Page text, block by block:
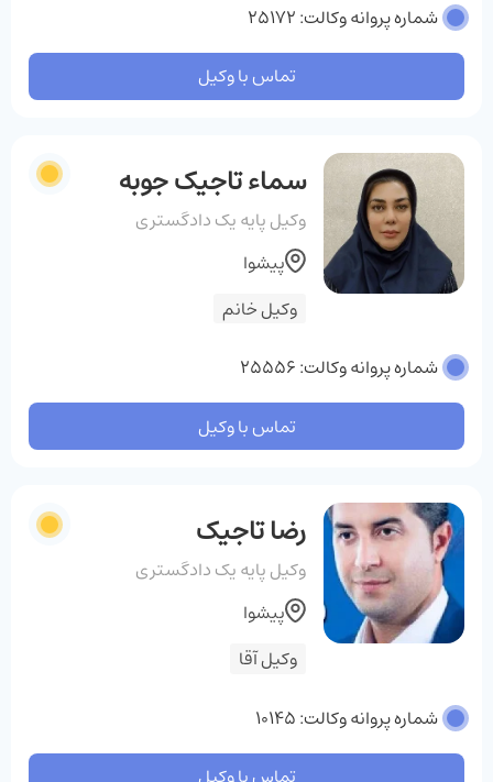
شماره پروانه وکالت: 25172
تماس با وکیل
سماء تاجیک جوبه
وکیل پایه یک دادگستری
وکیل خانم
پیشوا
شماره پروانه وکالت: 25556
تماس با وکیل
رضا تاجیک
وکیل پایه یک دادگستری
وکیل آقا
پیشوا
شماره پروانه وکالت: 10145